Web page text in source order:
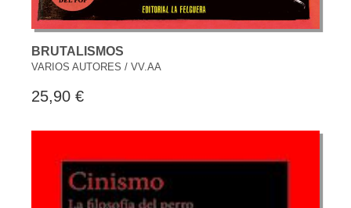
BRUTALISMOS
VARIOS AUTORES / VV.AA
25,90 €